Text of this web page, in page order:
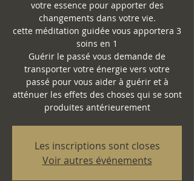
votre essence pour apporter des
changements dans votre vie.
cette méditation guidée vous apportera 3
soins en 1
Guérir le passé vous demande de
transporter votre énergie vers votre
passé pour vous aider à guérir et à
atténuer les effets des choses qui se sont
produites antérieurement
Les inscriptions sont closes
Voir autres événements